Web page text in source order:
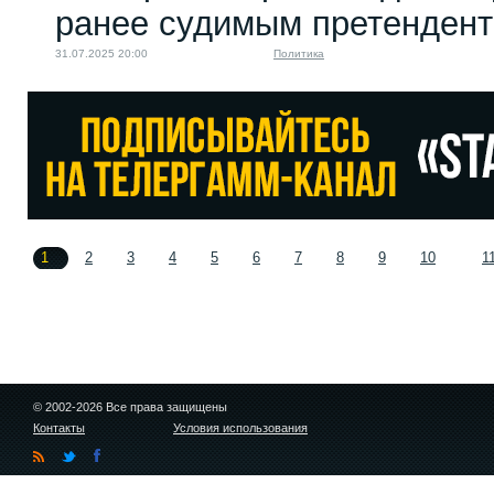
ранее судимым
31.07.2025 20:00 Политика
1 2 3 4 5 6 7 8 9 10
© 2002-2026 Все права защищены
Контакты
Условия использования